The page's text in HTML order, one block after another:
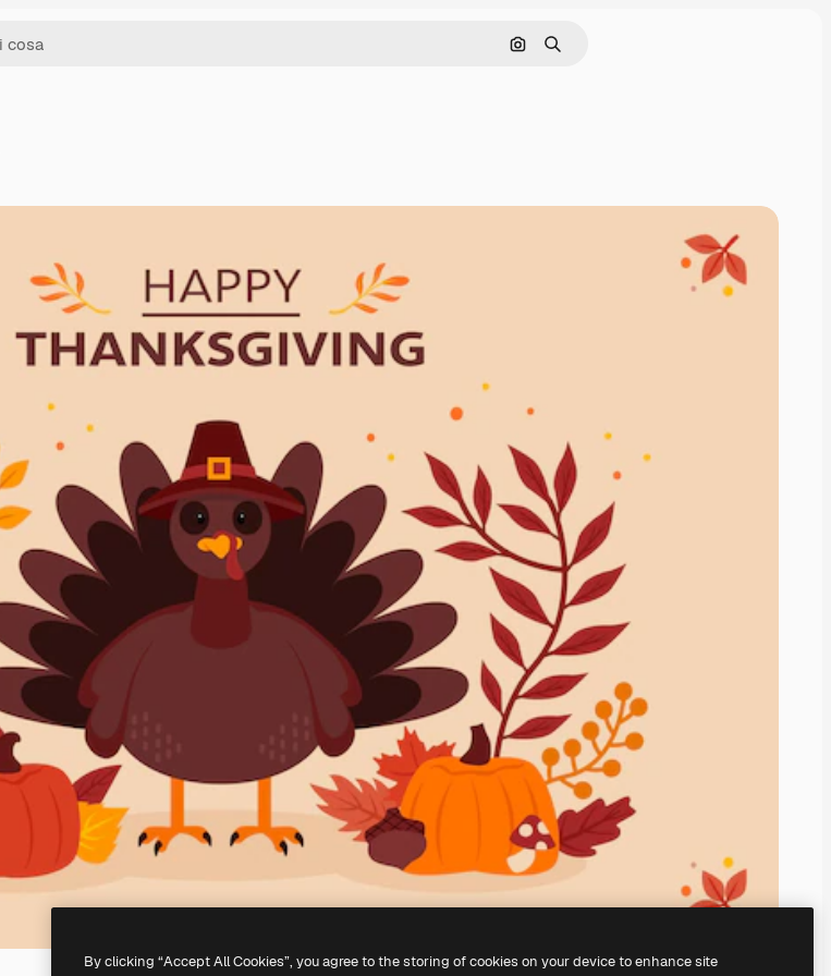
Cerca per immagine
Ricerca
By clicking “Accept All Cookies”, you agree to the storing of cookies on your device to enhance site